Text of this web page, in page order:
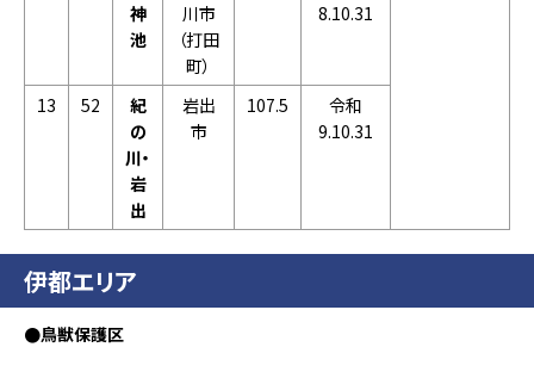
神
池
川市
（打田
町）
8.10.31
13 52
紀
の
川・
岩
出
岩出
市
107.5
令和
9.10.31
伊都エリア
●鳥獣保護区